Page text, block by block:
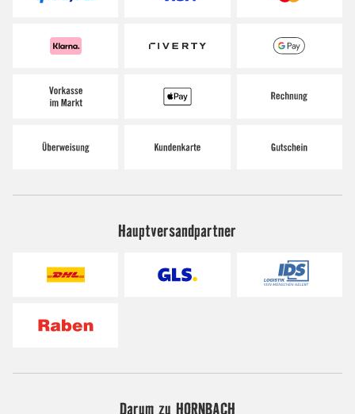
Hauptversandpartner
Darum zu HORNBACH